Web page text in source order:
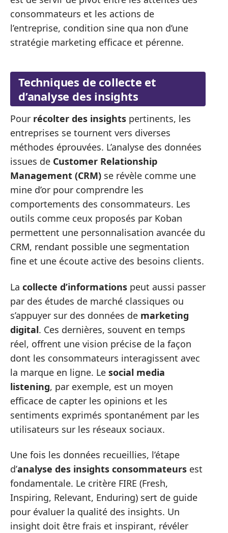
consommateurs et les actions de
l’entreprise, condition sine qua non d’une
stratégie marketing efficace et pérenne.
Techniques de collecte et
d’analyse des insights
Pour récolter des insights pertinents, les
entreprises se tournent vers diverses
méthodes éprouvées. L’analyse des données
issues de Customer Relationship
Management (CRM) se révèle comme une
mine d’or pour comprendre les
comportements des consommateurs. Les
outils comme ceux proposés par Koban
permettent une personnalisation avancée du
CRM, rendant possible une segmentation
fine et une écoute active des besoins clients.
La collecte d’informations peut aussi passer
par des études de marché classiques ou
s’appuyer sur des données de marketing
digital. Ces dernières, souvent en temps
réel, offrent une vision précise de la façon
dont les consommateurs interagissent avec
la marque en ligne. Le social media
listening, par exemple, est un moyen
efficace de capter les opinions et les
sentiments exprimés spontanément par les
utilisateurs sur les réseaux sociaux.
Une fois les données recueillies, l’étape
d’analyse des insights consommateurs est
fondamentale. Le critère FIRE (Fresh,
Inspiring, Relevant, Enduring) sert de guide
pour évaluer la qualité des insights. Un
insight doit être frais et inspirant, révéler